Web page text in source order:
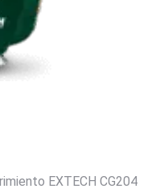
EXTECH CG204